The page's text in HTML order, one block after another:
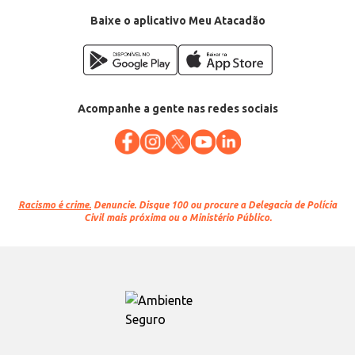
Baixe o aplicativo Meu Atacadão
Acompanhe a gente nas redes sociais
Racismo é crime. Denuncie. Disque 100 ou procure a Delegacia de Polícia
Civil mais próxima ou o Ministério Público.